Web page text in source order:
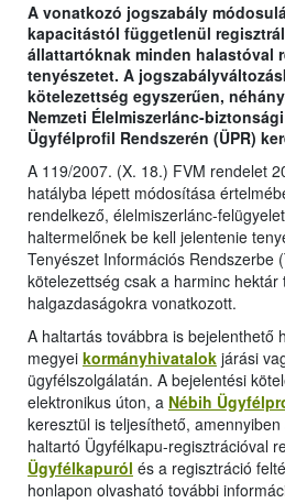
A vonatkozó jogszabály
kapacitástól függetlenül
állattartóknak minden halastóval
tenyészetet. A
kötelezettség egyszerűen,
Nemzeti Élelmiszerlánc-
Ügyfélprofil Rendszerén (ÜPR)
A 119/2007. (X. 18.) FVM rendelet
hatályba lépett módosítása
rendelkező, élelmiszerlánc-
haltermelőnek be kell jelentenie
Tenyészet Információs Rendszerbe
kötelezettség csak a harminc hektár
halgazdaságokra vonatkozott.
A haltartás továbbra is bejelenthető
megyei kormányhivatalok járási
ügyfélszolgálatán. A bejelentési
elektronikus úton, a Nébih
keresztül is teljesíthető,
haltartó Ügyfélkapu-regisztrációval
Ügyfélkapuról és a regisztráció
honlapon olvasható további